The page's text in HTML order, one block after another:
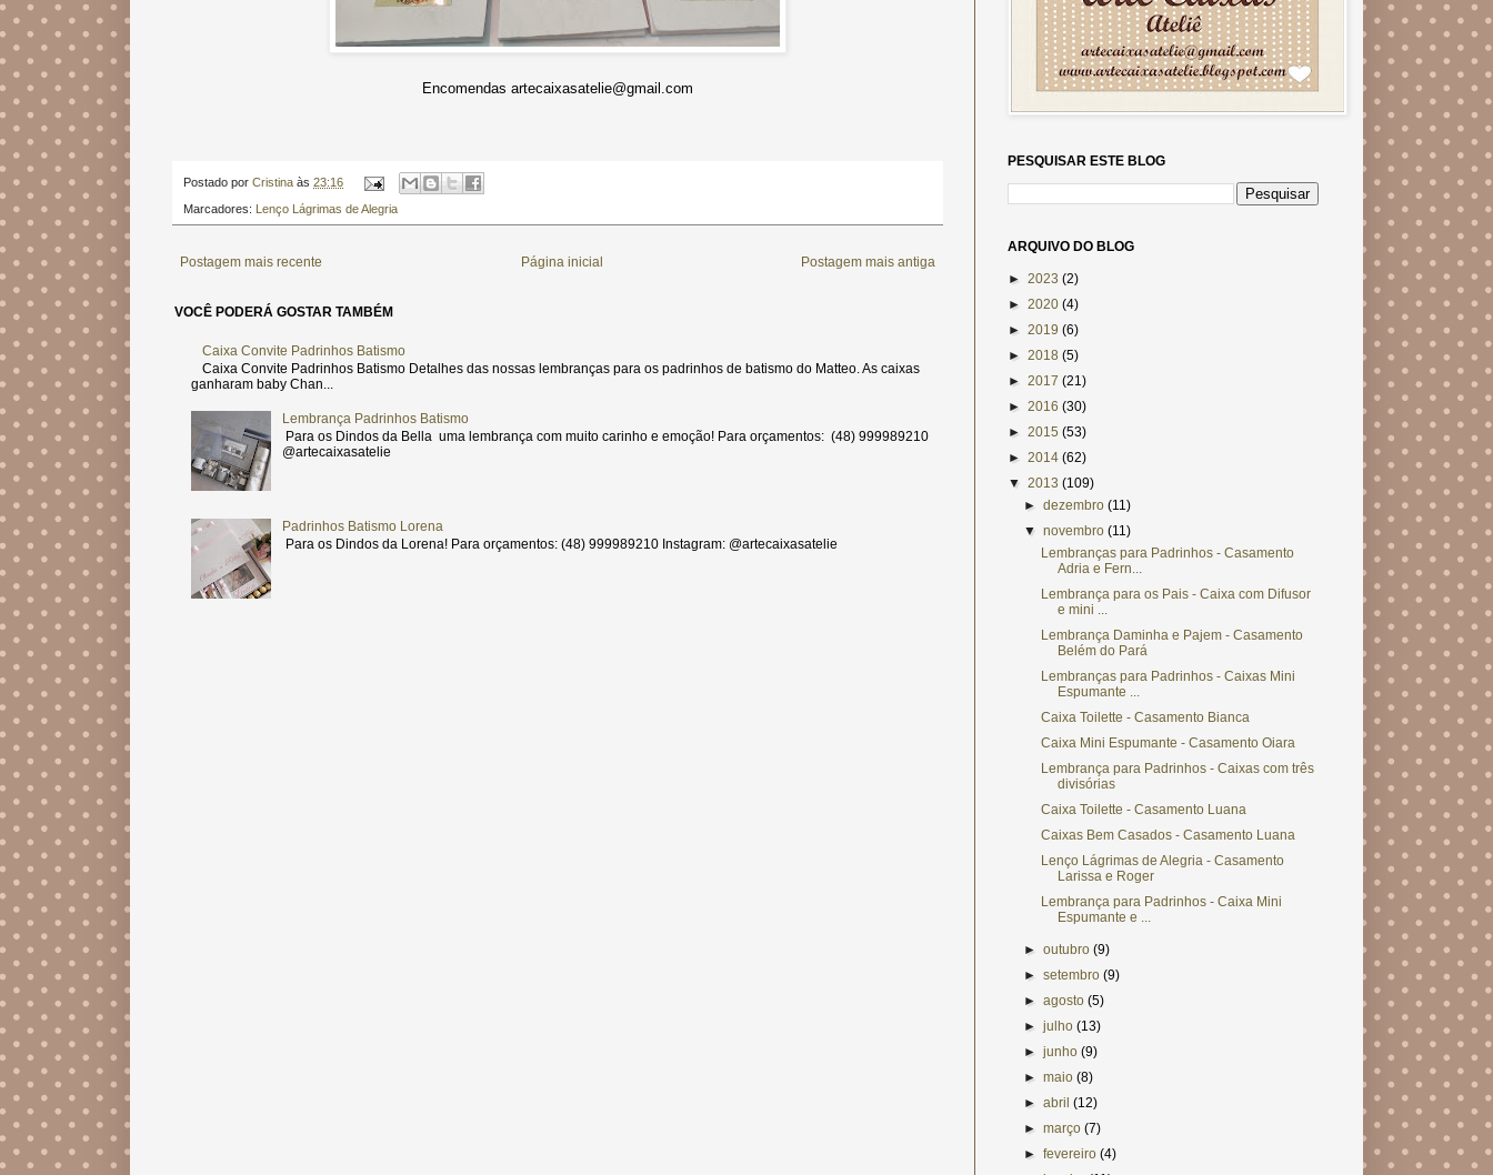
Encomendas artecaixasatelie@gmail.com
Postado por Cristina às 23:16
Marcadores: Lenço Lágrimas de Alegria
Postagem mais recente Postagem mais antiga
Página inicial
VOCÊ PODERÁ GOSTAR TAMBÉM
Caixa Convite Padrinhos Batismo
Caixa Convite Padrinhos Batismo Detalhes das nossas lembranças para os padrinhos de batismo do Matteo. As caixas
ganharam baby Chan...
Lembrança Padrinhos Batismo
Para os Dindos da Bella uma lembrança com muito carinho e emoção! Para orçamentos: (48) 999989210
@artecaixasatelie
Padrinhos Batismo Lorena
Para os Dindos da Lorena! Para orçamentos: (48) 999989210 Instagram: @artecaixasatelie
PESQUISAR ESTE BLOG
ARQUIVO DO BLOG
► 2023 (2)
► 2020 (4)
► 2019 (6)
► 2018 (5)
► 2017 (21)
► 2016 (30)
► 2015 (53)
► 2014 (62)
▼ 2013 (109)
►dezembro(11)
▼novembro(11)
Lembranças para Padrinhos - Casamento
Adria e Fern...
Lembrança para os Pais - Caixa com Difusor
e mini ...
Lembrança Daminha e Pajem - Casamento
Belém do Pará
Lembranças para Padrinhos - Caixas Mini
Espumante ...
Caixa Toilette - Casamento Bianca
Caixa Mini Espumante - Casamento Oiara
Lembrança para Padrinhos - Caixas com três
divisórias
Caixa Toilette - Casamento Luana
Caixas Bem Casados - Casamento Luana
Lenço Lágrimas de Alegria - Casamento
Larissa e Roger
Lembrança para Padrinhos - Caixa Mini
Espumante e ...
►outubro(9)
►setembro(9)
►agosto(5)
►julho(13)
►junho(9)
►maio(8)
►abril(12)
►março(7)
►fevereiro(4)